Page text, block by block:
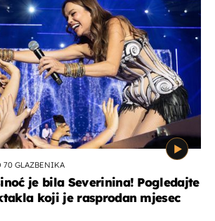
70 GLAZBENIKA
je bila Severinina! Pogledajte
koji je rasprodan mjesec